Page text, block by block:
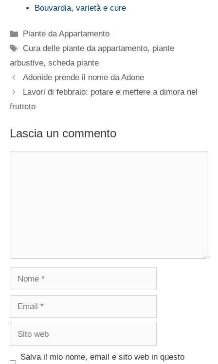
Bouvardia, varietà e cure
Categorie
Piante da Appartamento
Tag
Cura delle piante da appartamento, piante
arbustive, scheda piante
Adonide prende il nome da Adone
Lavori di febbraio: potare e mettere a dimora nel
frutteto
Lascia un commento
Nome
Email
Sito
Salva il mio nome, email e sito web in questo